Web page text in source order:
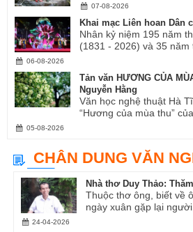
07-08-2026
Khai mạc Liên hoan Dân
Nhân kỷ niệm 195 năm
(1831 - 2026) và 35 năm
06-08-2026
Tản văn HƯƠNG CỦA
Nguyễn Hằng
Văn học nghệ thuật Hà
“Hương của mùa thu”
05-08-2026
CHÂN DUNG VĂN
Nhà thơ Duy Thảo:
Thuộc thơ ông, biết về
ngày xuân gặp lại
24-04-2026